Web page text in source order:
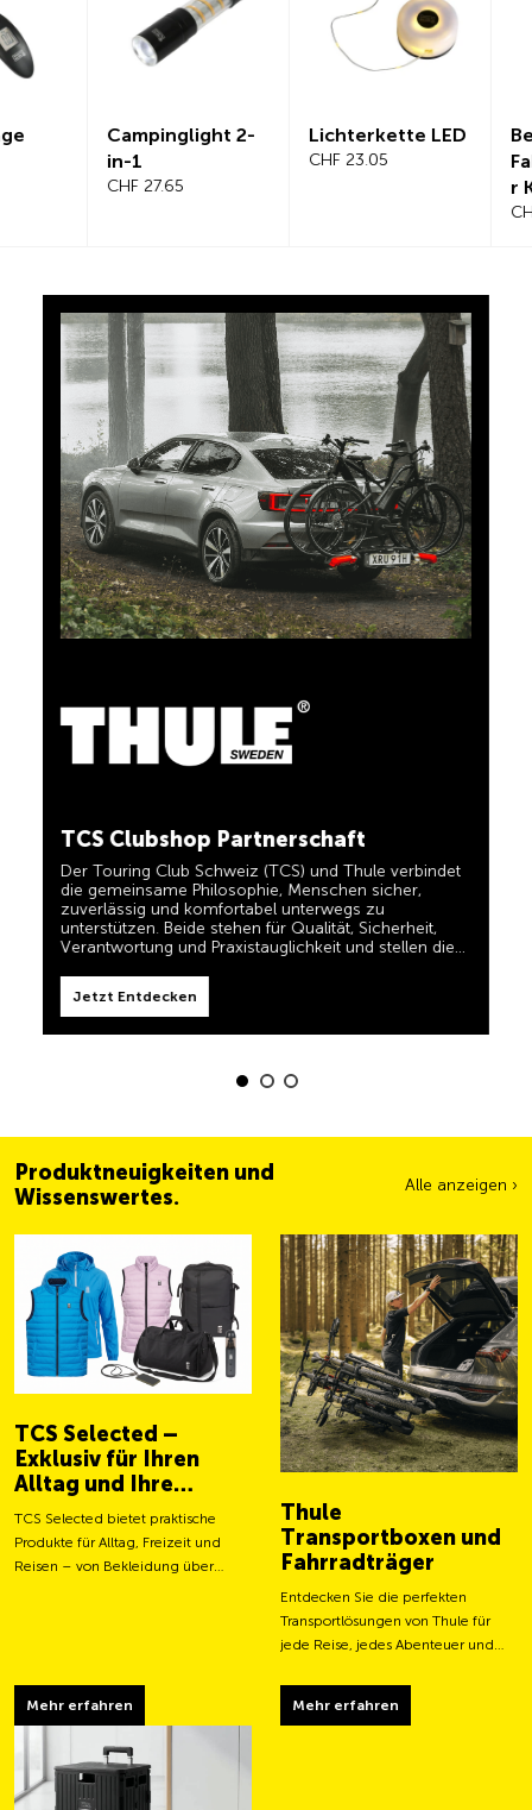
Campinglight 2-
CHF 27.65
Lichterkette LED
CHF 23.05
Beeline
r
CHF 101.65
die gemeinsame Philosophie, Menschen sicher,
zuverlässig und komfortabel unterwegs zu
Verantwortung und Praxistauglichkeit und stellen die
Bedürfnisse von Reisenden und aktiven Familien in den
Mittelpunkt.
Jetzt Entdecken
5% Cashback
Mastercard® und Sie erhalten automatisch 5% als
Cashback zurück erstattet. Die TCS Member
Mastercard ist TCS Mitglieds-, Bezahl- und Sparkarte
in einem und für TCS-Mitglieder dauerhaft kostenlos.
Produkte erfüllen und Ihnen zuverlässige, nützliche
Helfer sein, wenn Sie unterwegs sind. Sie erkennen
my side'.
Jetzt Entdecken
Produktneuigkeiten und
Wissenswertes.
Alle anzeigen ›
TCS Selected –
Exklusiv für Ihren
Alltag und Ihre
Abenteuer
TCS Selected bietet praktische
Produkte für Alltag, Freizeit und
Reisen – von Bekleidung über
Mehr erfahren
Thule
Transportboxen und
Fahrradträger
Entdecken Sie die perfekten
Transportlösungen von Thule für
jede Reise, jedes Abenteuer und
Mehr erfahren